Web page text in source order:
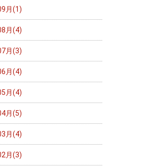
月(1)
月(4)
月(3)
月(4)
月(4)
月(5)
月(4)
月(3)